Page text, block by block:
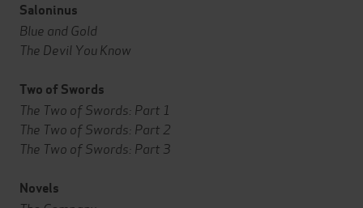
Saloninus
Blue and Gold
The Devil You Know
Two of Swords
The Two of Swords: Part 1
The Two of Swords: Part 2
The Two of Swords: Part 3
Novels